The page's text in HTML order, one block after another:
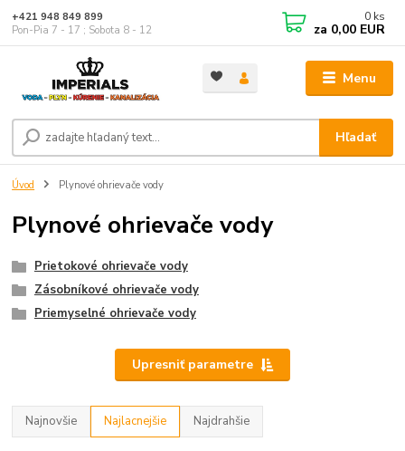
Menu
Hľadať
+421 948 849 899
Pon-Pia 7 - 17 ; Sobota 8 - 12
0 ks
za 0,00 EUR
Úvod Plynové ohrievače vody
Plynové ohrievače vody
Prietokové ohrievače vody
Zásobníkové ohrievače vody
Priemyselné ohrievače vody
Upresniť parametre
Najnovšie Najlacnejšie Najdrahšie